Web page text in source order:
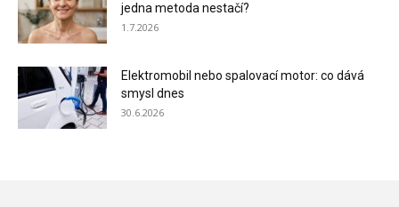
jedna metoda nestačí?
1.7.2026
Elektromobil nebo spalovací motor: co dává
smysl dnes
30.6.2026